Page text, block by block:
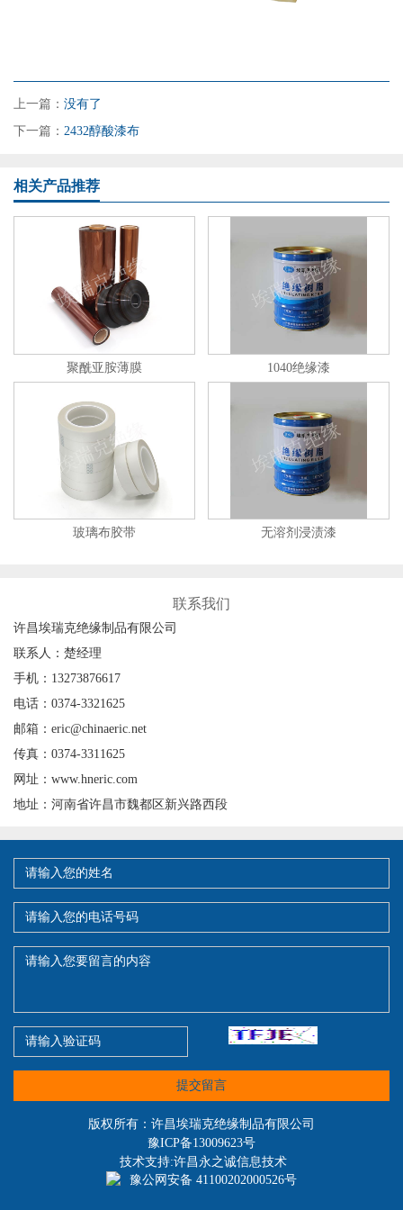
上一篇： 没有了
下一篇： 2432醇酸漆布
相关产品推荐
聚酰亚胺薄膜 1040绝缘漆
玻璃布胶带 无溶剂浸渍漆
联系我们
许昌埃瑞克绝缘制品有限公司
联系人：楚经理
手机：13273876617
电话：0374-3321625
邮箱：eric@chinaeric.net
传真：0374-3311625
网址：www.hneric.com
地址：河南省许昌市魏都区新兴路西段
提交留言
版权所有：许昌埃瑞克绝缘制品有限公司
豫ICP备13009623号
技术支持:许昌永之诚信息技术
豫公网安备 41100202000526号